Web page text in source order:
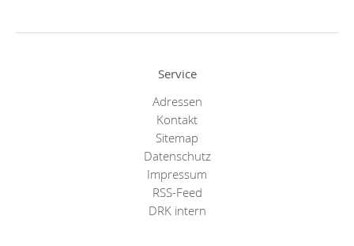
Service
Adressen
Kontakt
Sitemap
Datenschutz
Impressum
RSS-Feed
DRK intern